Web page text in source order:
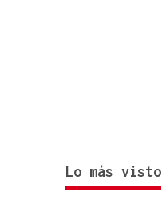
Lo más visto